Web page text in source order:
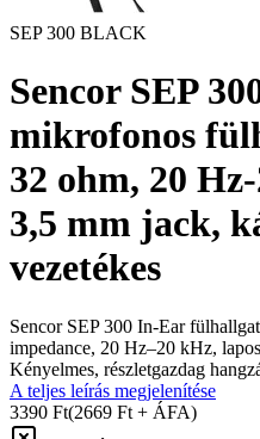
SEP 300 BLACK
Sencor SEP
mikrofonos
32 ohm, 20
3,5 mm jack,
vezetékes
Sencor SEP 300 In‑Ear
impedance, 20 Hz–20 kHz,
Kényelmes, részletgazdag
A teljes leírás megjelenítése
3390 Ft(2669 Ft + ÁFA)